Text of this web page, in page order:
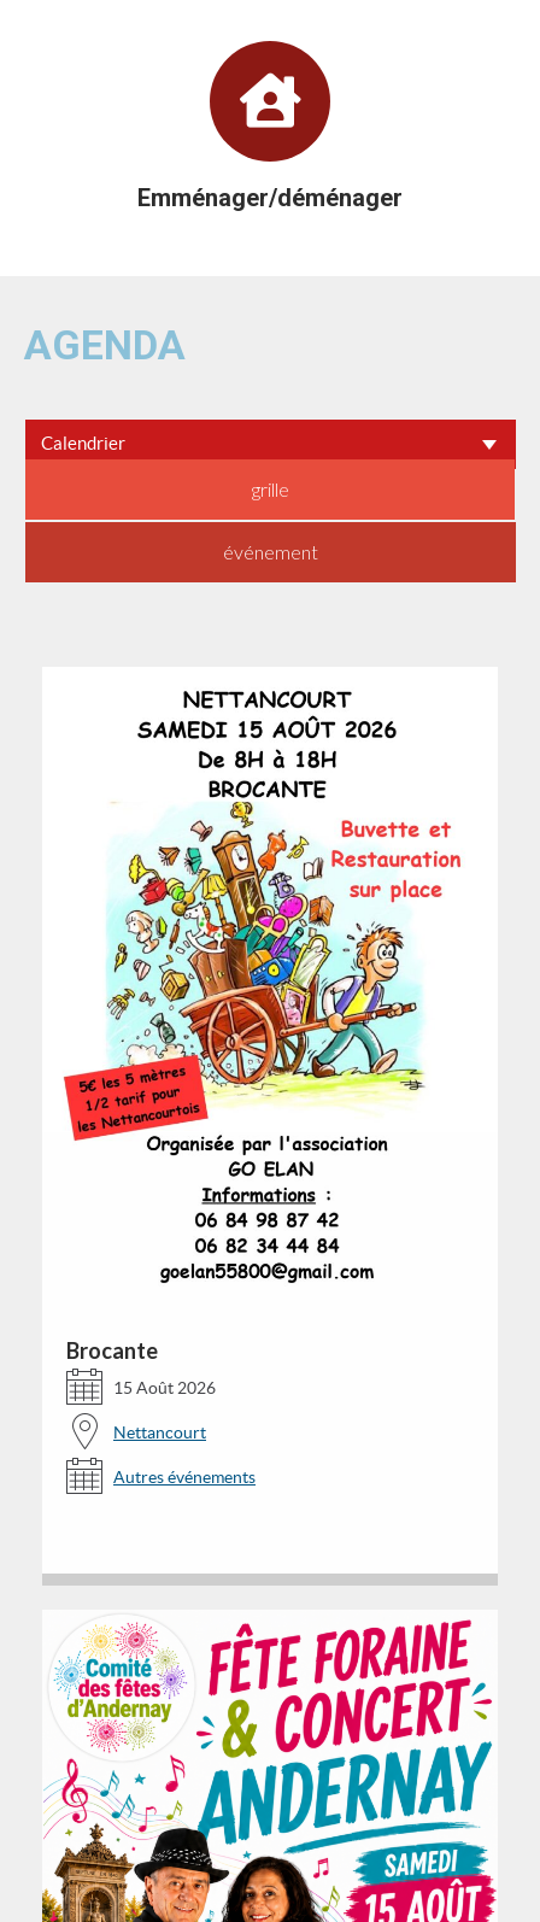
Emménager/déménager
AGENDA
Calendrier
grille
événement
Brocante
15 Août 2026
Nettancourt
Autres événements